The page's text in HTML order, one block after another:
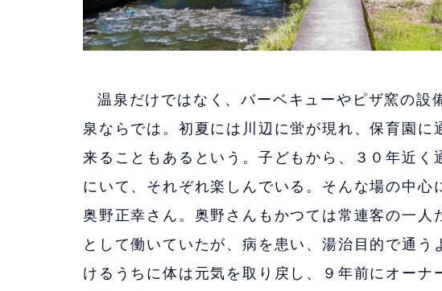
温泉だけではなく、バーベキューやピザ窯の設
泉ならでは。初夏には川辺に蛍が現れ、保育園に
来ることもあるという。子どもから、３０年近く
にいて、それぞれ楽しんでいる。そんな場の中心
奥野正幸さん。奥野さんもかつては常連客の一人
として働いていたが、病を患い、湯治目的で通う
けるうちに体は元気を取り戻し、９年前にオーナ